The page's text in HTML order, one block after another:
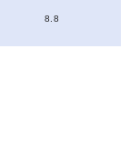
8.8